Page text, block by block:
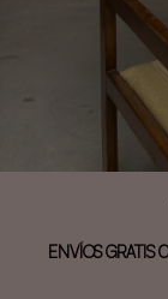
ENVÍOS